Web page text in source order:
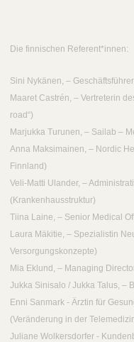
Die finnischen Referent*innen:
Sini Nykänen, –
Maaret Castrén, – Vertreterin
road“)
Marjukka Turunen, – Sailab –
Anna Maksimainen, – Nordic
Finnland)
Veli-Matti Ulander, –
(Krankenhausstruktur)
Tiina Laine, – Senior Medical
Laura Mäkitie, – Spezialistin
Versorgungskonzepte)
Mia Eklund, – Managing
Jukka Sinisalo / Jukka Talus, –
Enni Sanmark - Ärztin für
(Veränderung in der
Juliane Wolkersdorfer -